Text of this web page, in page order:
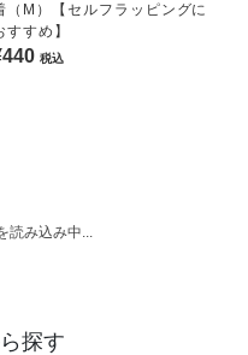
（M）【セルフラッピングに
すすめ】
税込
み込み中...
探す